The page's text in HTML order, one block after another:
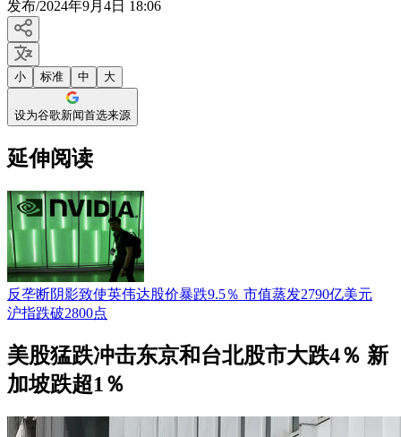
发布/2024年9月4日 18:06
小 标准 中 大
设为谷歌新闻首选来源
延伸阅读
反垄断阴影致使英伟达股价暴跌9.5％ 市值蒸发2790亿美元
沪指跌破2800点
美股猛跌冲击东京和台北股市大跌4％ 新
加坡跌超1％